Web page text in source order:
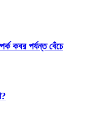
কবর পর্যন্ত বেঁচে